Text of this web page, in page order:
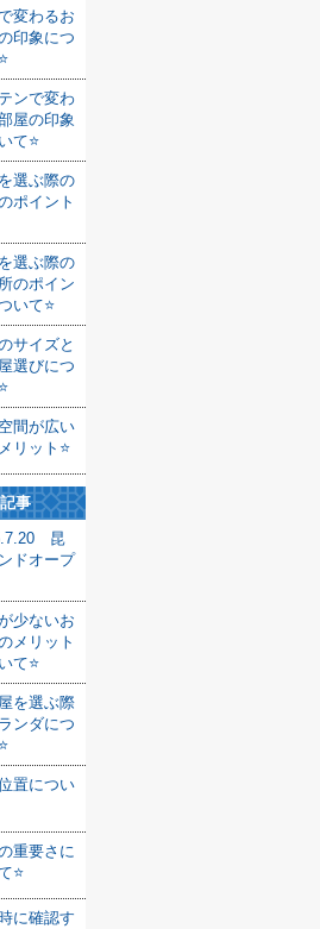
変わるお
印象につ
ンで変わ
屋の印象
て⭐️
選ぶ際の
ポイント
選ぶ際の
のポイン
いて⭐️
サイズと
選びにつ
間が広い
リット⭐️
事
昆
ドオープ
少ないお
メリット
て⭐️
を選ぶ際
ンダにつ
置につい
重要さに
⭐️
に確認す